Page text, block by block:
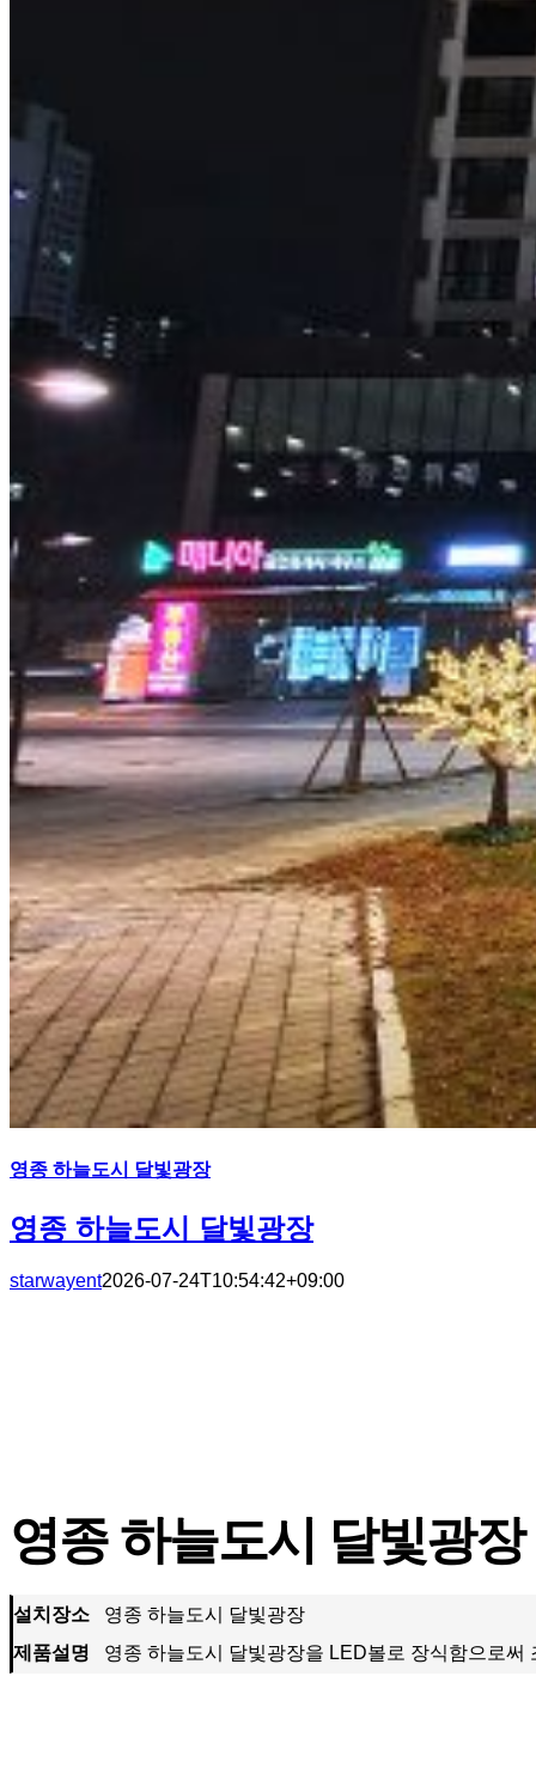
영종 하늘도시 달빛광장
영종 하늘도시 달빛광장
starwayent2026-07-24T10:54:42+09:00
영종 하늘도시 달빛광장
설치장소
영종 하늘도시 달빛광장
제품설명 영종 하늘도시 달빛광장을 LED볼로 장식함으로써